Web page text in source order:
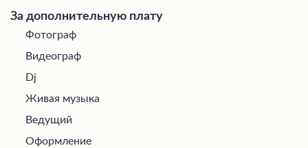
За дополнительную плату
Фотограф
Видеограф
Dj
Живая музыка
Ведущий
Оформление